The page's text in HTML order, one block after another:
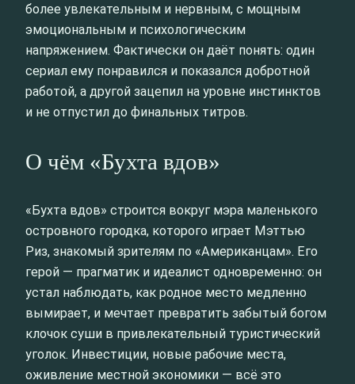
более увлекательным и нервным, с мощным
эмоциональным и психологическим
напряжением. Фактически он даёт понять: один
сериал ему понравился и показался добротной
работой, а другой зацепил на уровне инстинктов
и не отпустил до финальных титров.
О чём «Бухта вдов»
«Бухта вдов» строится вокруг мэра маленького
островного городка, которого играет Мэттью
Риз, знакомый зрителям по «Американцам». Его
герой — прагматик и идеалист одновременно: он
устал наблюдать, как родное место медленно
вымирает, и мечтает превратить забытый богом
клочок суши в привлекательный туристический
уголок. Инвестиции, новые рабочие места,
оживление местной экономики — всё это